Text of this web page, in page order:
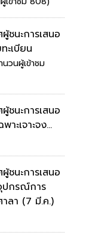
ชนะการเสนอ
ะเบียน
นวนผู้เข้าชม
ชนะการเสนอ
ะเจาะจง...
ชนะการเสนอ
ปกรณ์การ
าลา (7 มี.ค.)